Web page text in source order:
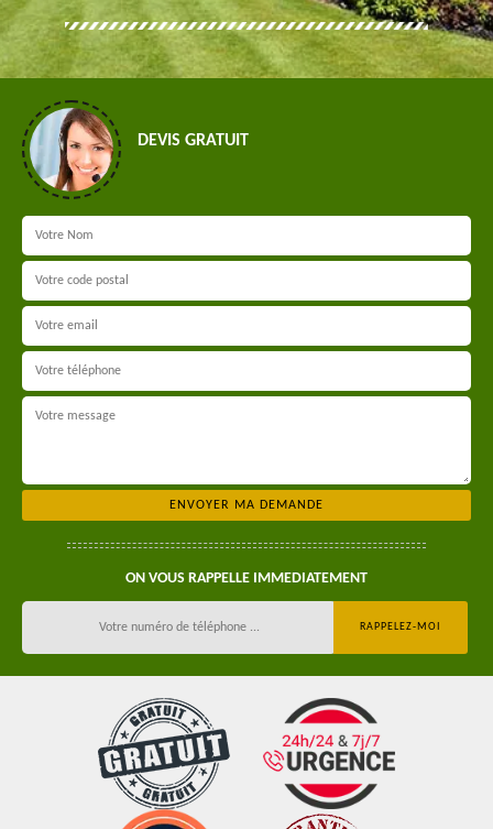
DEVIS GRATUIT
ON VOUS RAPPELLE IMMEDIATEMENT